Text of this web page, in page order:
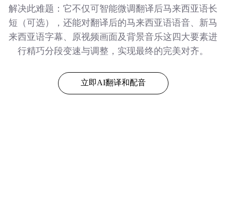
解决此难题：它不仅可智能微调翻译后马来西亚语长
短（可选），还能对翻译后的马来西亚语语音、新马
来西亚语字幕、原视频画面及背景音乐这四大要素进
行精巧分段变速与调整，实现最终的完美对齐。
立即AI翻译和配音